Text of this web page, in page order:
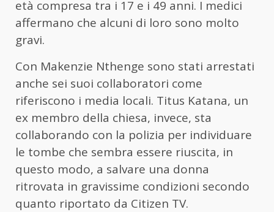
età compresa tra i 17 e i 49 anni. I medici
affermano che alcuni di loro sono molto
gravi.
Con Makenzie Nthenge sono stati arrestati
anche sei suoi collaboratori come
riferiscono i media locali. Titus Katana, un
ex membro della chiesa, invece, sta
collaborando con la polizia per individuare
le tombe che sembra essere riuscita, in
questo modo, a salvare una donna
ritrovata in gravissime condizioni secondo
quanto riportato da Citizen TV.